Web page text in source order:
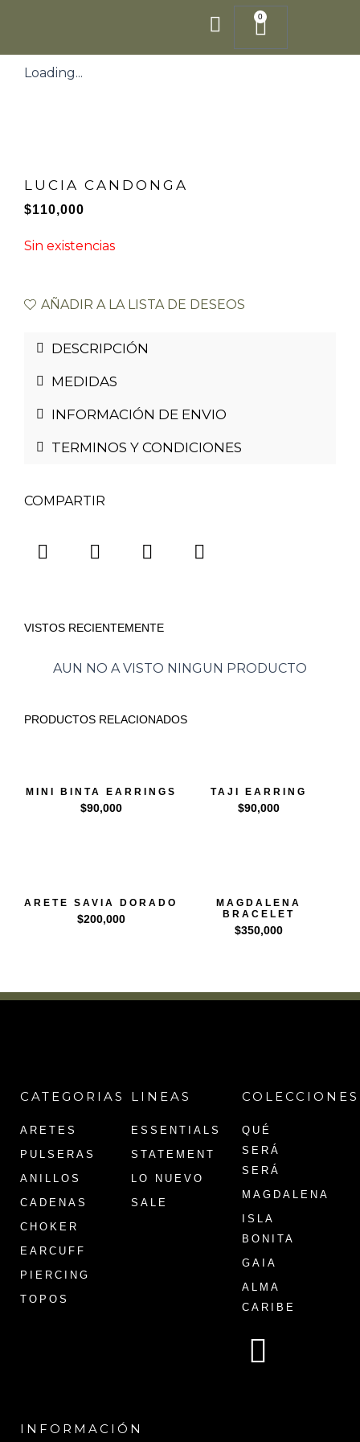
0
Cart
Loading...
LUCIA CANDONGA
$110,000
Sin existencias
AÑADIR A LA LISTA DE DESEOS
DESCRIPCIÓN
MEDIDAS
INFORMACIÓN DE ENVIO
TERMINOS Y CONDICIONES
COMPARTIR
VISTOS RECIENTEMENTE
AUN NO A VISTO NINGUN PRODUCTO
PRODUCTOS RELACIONADOS
MINI BINTA EARRINGS
$90,000
TAJI EARRING
$90,000
ARETE SAVIA DORADO
$200,000
MAGDALENA
BRACELET
$350,000
CATEGORIAS
ARETES
PULSERAS
ANILLOS
CADENAS
CHOKER
EARCUFF
PIERCING
TOPOS
LINEAS
ESSENTIALS
STATEMENT
LO NUEVO
SALE
COLECCIONES
QUÉ
SERÁ
SERÁ
MAGDALENA
ISLA
BONITA
GAIA
ALMA
CARIBE
INFORMACIÓN